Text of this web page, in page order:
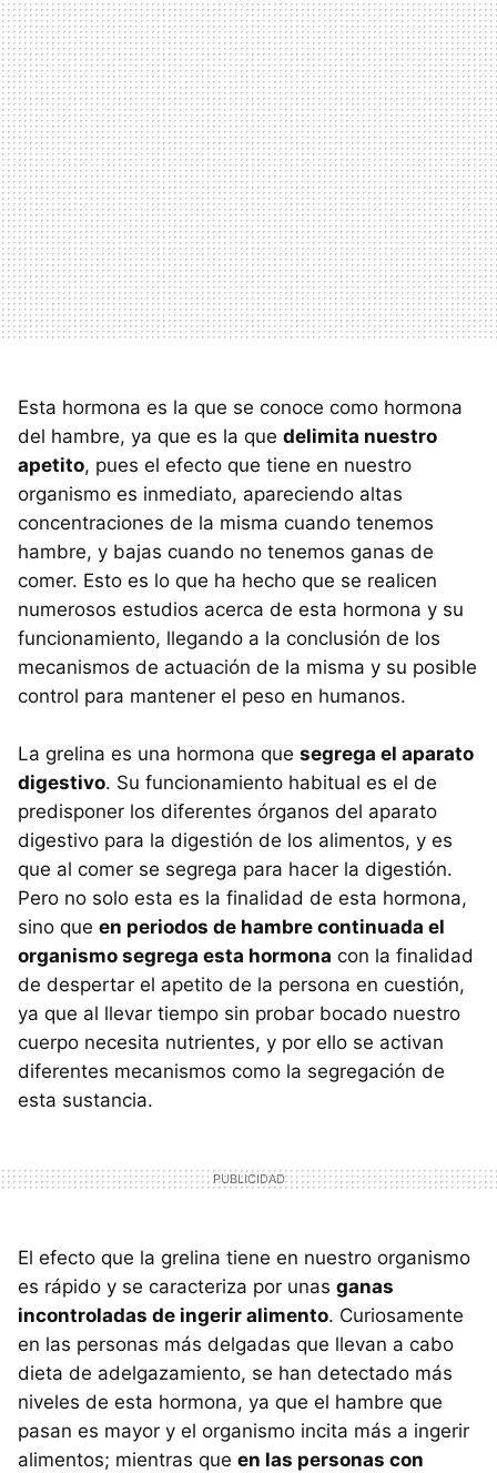
Esta hormona es la que se conoce como hormona
del hambre, ya que es la que delimita nuestro
apetito, pues el efecto que tiene en nuestro
organismo es inmediato, apareciendo altas
concentraciones de la misma cuando tenemos
hambre, y bajas cuando no tenemos ganas de
comer. Esto es lo que ha hecho que se realicen
numerosos estudios acerca de esta hormona y su
funcionamiento, llegando a la conclusión de los
mecanismos de actuación de la misma y su posible
control para mantener el peso en humanos.
La grelina es una hormona que segrega el aparato
digestivo. Su funcionamiento habitual es el de
predisponer los diferentes órganos del aparato
digestivo para la digestión de los alimentos, y es
que al comer se segrega para hacer la digestión.
Pero no solo esta es la finalidad de esta hormona,
sino que en periodos de hambre continuada el
organismo segrega esta hormona con la finalidad
de despertar el apetito de la persona en cuestión,
ya que al llevar tiempo sin probar bocado nuestro
cuerpo necesita nutrientes, y por ello se activan
diferentes mecanismos como la segregación de
esta sustancia.
El efecto que la grelina tiene en nuestro organismo
es rápido y se caracteriza por unas ganas
incontroladas de ingerir alimento. Curiosamente
en las personas más delgadas que llevan a cabo
dieta de adelgazamiento, se han detectado más
niveles de esta hormona, ya que el hambre que
pasan es mayor y el organismo incita más a ingerir
alimentos; mientras que en las personas con